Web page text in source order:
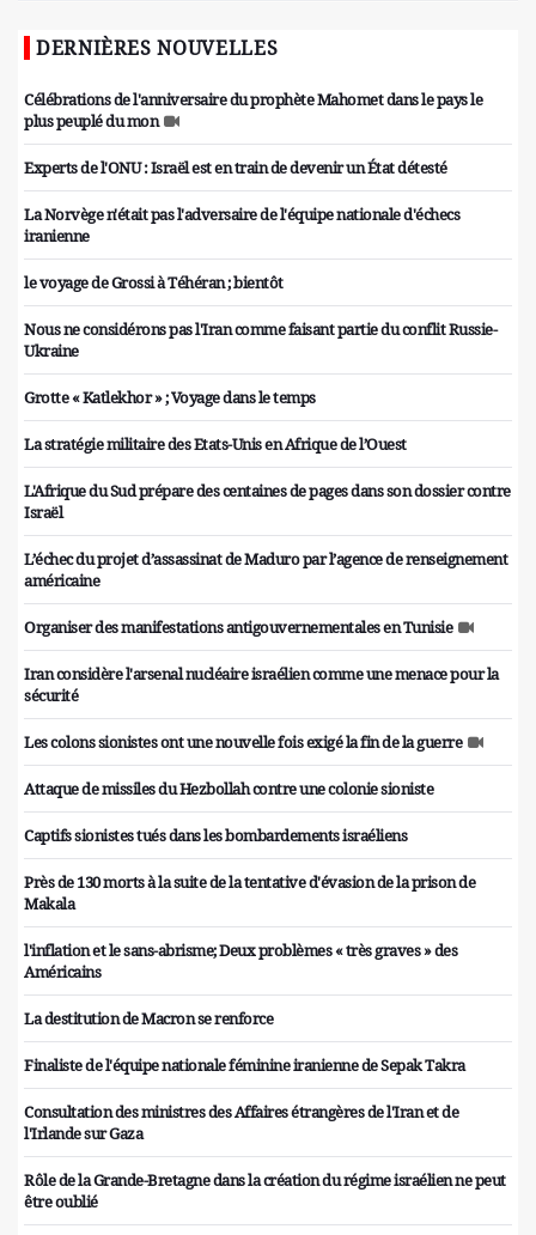
DERNIÈRES NOUVELLES
Célébrations de l'anniversaire du prophète Mahomet dans le pays le
plus peuplé du mon
Experts de l'ONU : Israël est en train de devenir un État détesté
La Norvège n'était pas l'adversaire de l'équipe nationale d'échecs
iranienne
le voyage de Grossi à Téhéran ; bientôt
Nous ne considérons pas l'Iran comme faisant partie du conflit Russie-
Ukraine
Grotte « Katlekhor » ; Voyage dans le temps
La stratégie militaire des Etats-Unis en Afrique de l’Ouest
L'Afrique du Sud prépare des centaines de pages dans son dossier contre
Israël
L’échec du projet d’assassinat de Maduro par l’agence de renseignement
américaine
Organiser des manifestations antigouvernementales en Tunisie
Iran considère l'arsenal nucléaire israélien comme une menace pour la
sécurité
Les colons sionistes ont une nouvelle fois exigé la fin de la guerre
Attaque de missiles du Hezbollah contre une colonie sioniste
Captifs sionistes tués dans les bombardements israéliens
Près de 130 morts à la suite de la tentative d'évasion de la prison de
Makala
l'inflation et le sans-abrisme; Deux problèmes « très graves » des
Américains
La destitution de Macron se renforce
Finaliste de l'équipe nationale féminine iranienne de Sepak Takra
Consultation des ministres des Affaires étrangères de l'Iran et de
l'Irlande sur Gaza
Rôle de la Grande-Bretagne dans la création du régime israélien ne peut
être oublié